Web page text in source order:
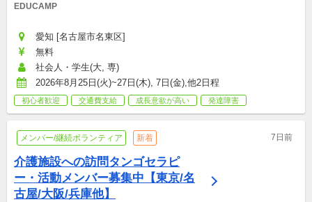
EDUCAMP
愛知 [名古屋市名東区]
無料
社会人・学生(大, 専)
2026年8月25日(火)~27日(木), 7日(金),他2日程
初心者歓迎 交通費支給 成長意欲が高い 発達障害
メンバー/継続ボランティア 新着 7日前
介護施設への訪問タンゴセラピ
ー・活動メンバー募集中【東京/名
古屋/大阪/兵庫他】